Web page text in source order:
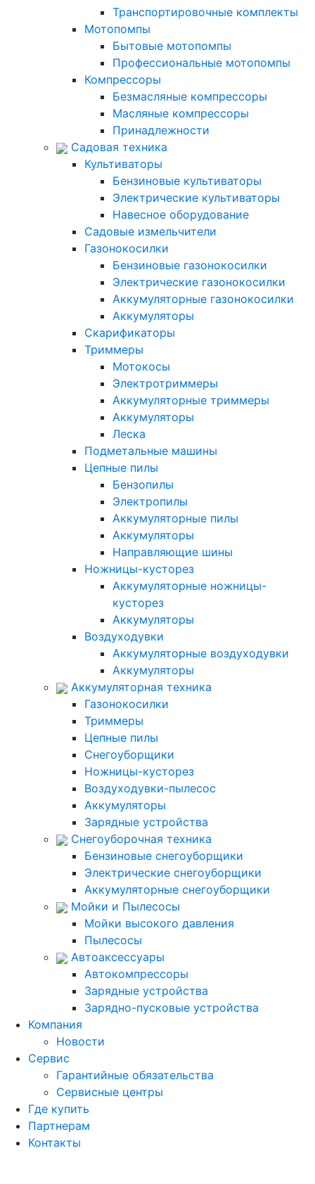
Транспортировочные комплекты
Мотопомпы
Бытовые мотопомпы
Профессиональные мотопомпы
Компрессоры
Безмасляные компрессоры
Масляные компрессоры
Принадлежности
Садовая техника
Культиваторы
Бензиновые культиваторы
Электрические культиваторы
Навесное оборудование
Садовые измельчители
Газонокосилки
Бензиновые газонокосилки
Электрические газонокосилки
Аккумуляторные газонокосилки
Аккумуляторы
Скарификаторы
Триммеры
Мотокосы
Электротриммеры
Аккумуляторные триммеры
Аккумуляторы
Леска
Подметальные машины
Цепные пилы
Бензопилы
Электропилы
Аккумуляторные пилы
Аккумуляторы
Направляющие шины
Ножницы-кусторез
Аккумуляторные ножницы-
кусторез
Аккумуляторы
Воздуходувки
Аккумуляторные воздуходувки
Аккумуляторы
Аккумуляторная техника
Газонокосилки
Триммеры
Цепные пилы
Снегоуборщики
Ножницы-кусторез
Воздуходувки-пылесос
Аккумуляторы
Зарядные устройства
Снегоуборочная техника
Бензиновые снегоуборщики
Электрические снегоуборщики
Аккумуляторные снегоуборщики
Мойки и Пылесосы
Мойки высокого давления
Пылесосы
Автоаксессуары
Автокомпрессоры
Зарядные устройства
Зарядно-пусковые устройства
Компания
Новости
Сервис
Гарантийные обязательства
Сервисные центры
Где купить
Партнерам
Контакты